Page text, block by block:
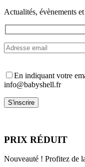
Actualités, évènements
En indiquant votre
info@babyshell.fr
PRIX RÉDUIT
Nouveauté ! Profitez de